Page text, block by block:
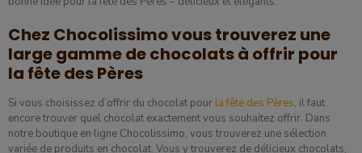
Chez Chocolissimo vous trouverez une
large gamme de chocolats à offrir pour
la fête des Pères
Si vous choisissez d’offrir du chocolat pour la fête des Pères, il faut
encore trouver quel chocolat exactement vous souhaitez offrir. Dans
notre boutique en ligne Chocolissimo, vous trouverez une sélection
variée de produits en chocolat. Vous y trouverez de délicieux chocolats,